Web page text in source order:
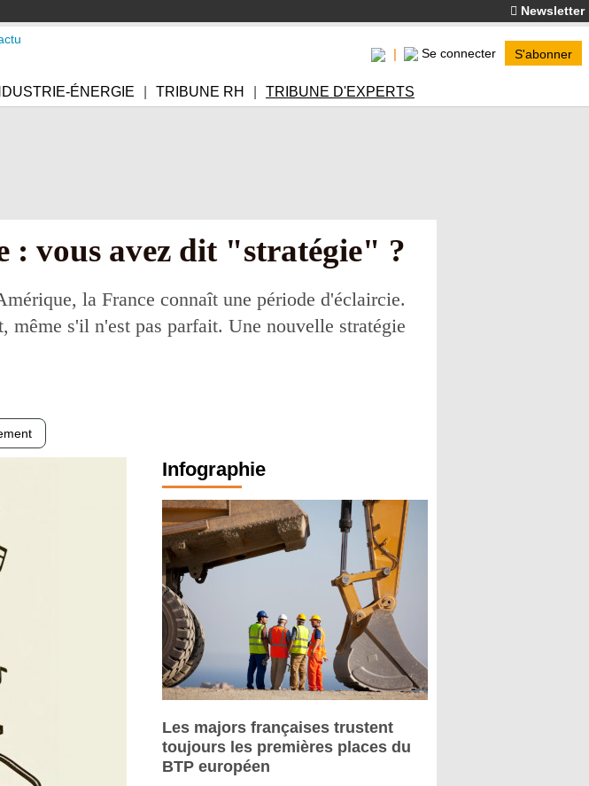
Newsletter
Se connecter S'abonner
ÉNERGIE TRIBUNE RH TRIBUNE D'EXPERTS
: vous avez dit "stratégie" ?
la France connaît une période d'éclaircie.
s'il n'est pas parfait. Une nouvelle stratégie
Infographie
Les majors françaises trustent
toujours les premières places du
BTP européen